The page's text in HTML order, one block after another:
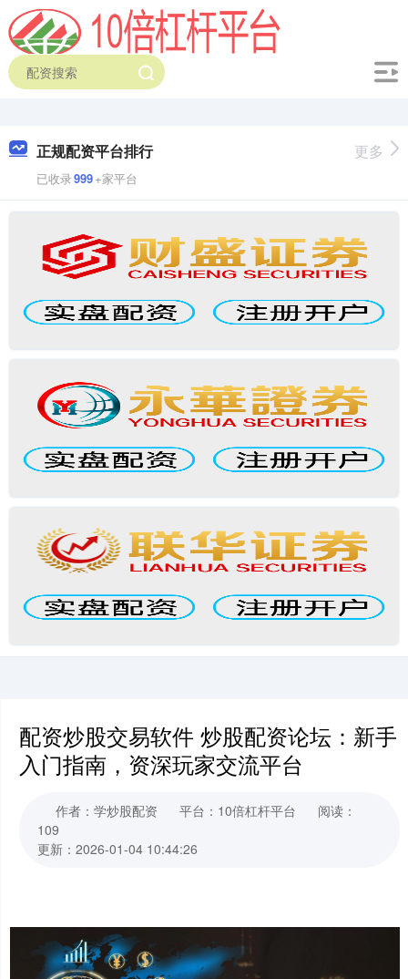
正规配资平台排行
已收录999+家平台
更多
配资炒股交易软件 炒股配资论坛：新手
入门指南，资深玩家交流平台
作者：学炒股配资 平台：10倍杠杆平台
阅读：
109
更新：2026-01-04 10:44:26